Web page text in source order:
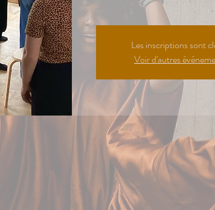
Les inscriptions sont
Voir d'autres